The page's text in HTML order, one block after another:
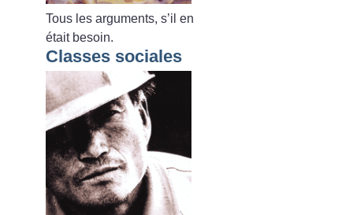
Tous les arguments, s’il en
était besoin.
Classes sociales